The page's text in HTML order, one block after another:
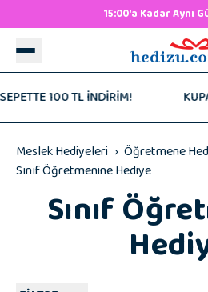
500 TL ve Üzeri
KUPALARDA SEPETTE
Meslek Hediyeleri
Öğretmene
Sınıf Öğretmenine Hediye
Sınıf